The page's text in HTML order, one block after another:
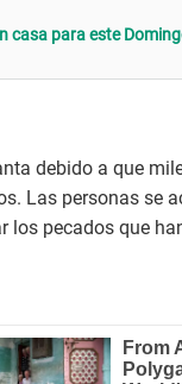
casa para este
debido a que
Las personas se
los pecados que